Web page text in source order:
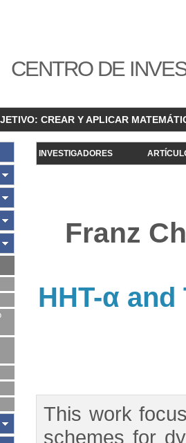
CENTRO DE
CREAR Y APLICAR
INVESTIGADORES
Franz
HHT-α
This work
schemes for